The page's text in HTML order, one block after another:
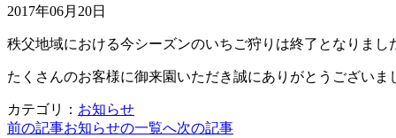
2017年06月20日
秩父地域における今シーズンのいちご狩りは終了となりまし
たくさんのお客様に御来園いただき誠にありがとうございま
カテゴリ： お知らせ
前の記事お知らせの一覧へ次の記事